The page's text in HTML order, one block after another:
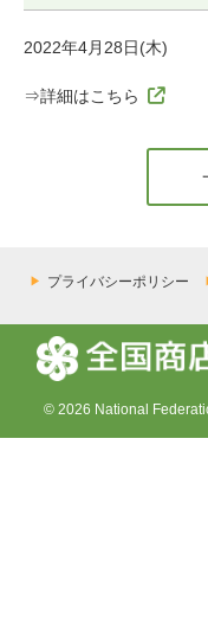
2022年4月28日(木)
⇒詳細はこちら
プライバシーポリシー
© 2026 National